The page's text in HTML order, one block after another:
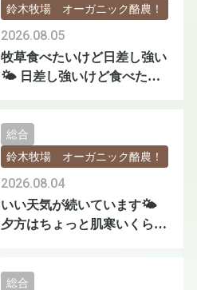
牧草食べたいけど日差し強い
🌤️ 日差し強いけど食べたい
2026.08.05
鈴木牧場 オーガニック酪農！
いい天気が続いています🌤️
夕方はちょっと肌寒いくらい
2026.08.04
総合
鈴木牧場 オーガニック酪農！
総合